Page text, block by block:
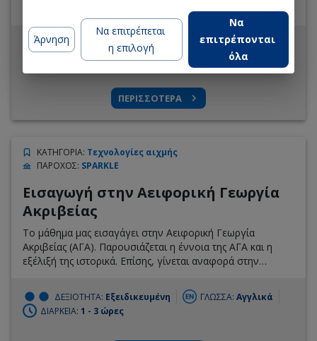
μας επηρεάσει τα επόμενα χρόνια;
ΔΕΞΙΟΤΗΤΑ: Εξειδικευμένη ΓΛΩΣΣΑ:Ελληνικά
> 3 ώρες
ΠΕΡΙΣΣΟΤΕΡΑ
ΚΑΤΗΓΟΡΙΑ: Τεχνολογίες αιχμής
ΠΑΡΟΧΟΣ: SPARKLE
Εισαγωγή στην Αειφορική Γεωργία
Ακριβείας
Το μάθημα μας εισαγάγει στην Αειφορική Γεωργία
Ακριβείας (ΑΓΑ). Παρουσιάζεται η έννοια της ΑΓΑ και η
εξέλιξή της ιστορικά. Επίσης, γίνεται αναφορά στην
ΔΕΞΙΟΤΗΤΑ: Εξειδικευμένη ΓΛΩΣΣΑ: Αγγλικά
ΔΙΑΡΚΕΙΑ: 1 - 3 ώρες
Άρνηση
Να επιτρέπεται
η επιλογή
Να
επιτρέπονται
όλα